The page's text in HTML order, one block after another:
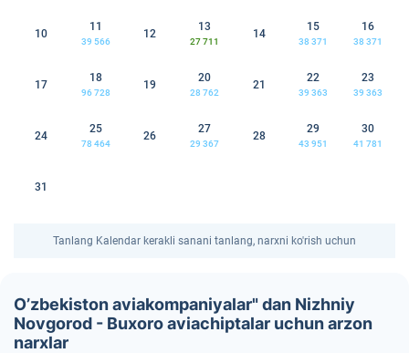
10
11
39 566
12
13
27 711
14
15
38 371
16
38 371
17
18
96 728
19
20
28 762
21
22
39 363
23
39 363
24
25
78 464
26
27
29 367
28
29
43 951
30
41 781
31
Tanlang Kalendar kerakli sanani tanlang, narxni ko'rish uchun
O’zbekiston aviakompaniyalar" dan Nizhniy
Novgorod - Buxoro aviachiptalar uchun arzon
narxlar